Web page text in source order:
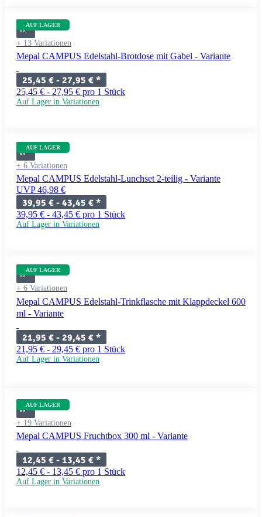
AUF LAGER
+ 13 Variationen
Mepal CAMPUS Edelstahl-Brotdose mit Gabel - Variante
25,45 € - 27,95 € *
25,45 € - 27,95 € pro 1 Stück
Auf Lager in Variationen
AUF LAGER
+ 6 Variationen
Mepal CAMPUS Edelstahl-Lunchset 2-teilig - Variante
UVP 46,98 €
39,95 € - 43,45 € *
39,95 € - 43,45 € pro 1 Stück
Auf Lager in Variationen
AUF LAGER
+ 6 Variationen
Mepal CAMPUS Edelstahl-Trinkflasche mit Klappdeckel 600
ml - Variante
21,95 € - 29,45 € *
21,95 € - 29,45 € pro 1 Stück
Auf Lager in Variationen
AUF LAGER
+ 19 Variationen
Mepal CAMPUS Fruchtbox 300 ml - Variante
12,45 € - 13,45 € *
12,45 € - 13,45 € pro 1 Stück
Auf Lager in Variationen